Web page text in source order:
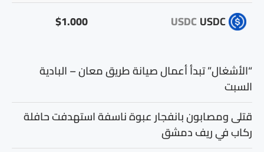
USDC
USDC
$1.000
“الأشغال” تبدأ أعمال صيانة طريق معان – البادية
السبت
قتلى ومصابون بانفجار عبوة ناسفة استهدفت حافلة
ركاب في ريف دمشق